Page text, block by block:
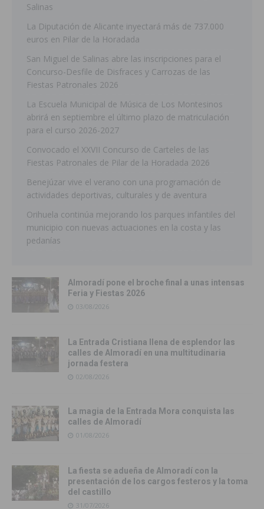
Salinas
La Diputación de Alicante inyectará más de 737.000
euros en Pilar de la Horadada
San Miguel de Salinas abre las inscripciones para el
Concurso-Desfile de Disfraces y Carrozas de las
Fiestas Patronales 2026
La Escuela Municipal de Música de Los Montesinos
abrirá en septiembre el último plazo de matriculación
para el curso 2026-2027
Convocado el XXVII Concurso de Carteles de las
Fiestas Patronales de Pilar de la Horadada 2026
Benejúzar vive el verano con una programación de
actividades deportivas, culturales y de aventura
Orihuela continúa mejorando los parques infantiles del
municipio con nuevas actuaciones en la costa y las
pedanías
Almoradí pone el broche final a unas intensas
Feria y Fiestas 2026
03/08/2026
La Entrada Cristiana llena de esplendor las
calles de Almoradí en una multitudinaria
jornada festera
02/08/2026
La magia de la Entrada Mora conquista las
calles de Almoradí
01/08/2026
La fiesta se adueña de Almoradí con la
presentación de los cargos festeros y la toma
del castillo
31/07/2026